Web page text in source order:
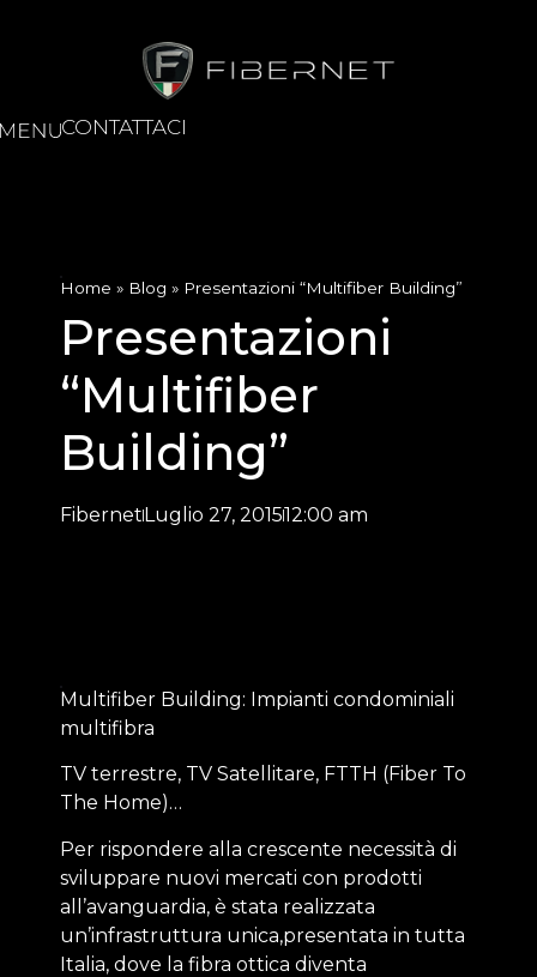
CONTATTACI
Home » Blog » Presentazioni “Multifiber Building”
Presentazioni
“Multifiber
Building”
FibernetLuglio 27, 201512:00 am
Multifiber Building: Impianti condominiali
multifibra
TV terrestre, TV Satellitare, FTTH (Fiber To
The Home)…
Per rispondere alla crescente necessità di
sviluppare nuovi mercati con prodotti
all’avanguardia, è stata realizzata
un’infrastruttura unica,presentata in tutta
Italia, dove la fibra ottica diventa